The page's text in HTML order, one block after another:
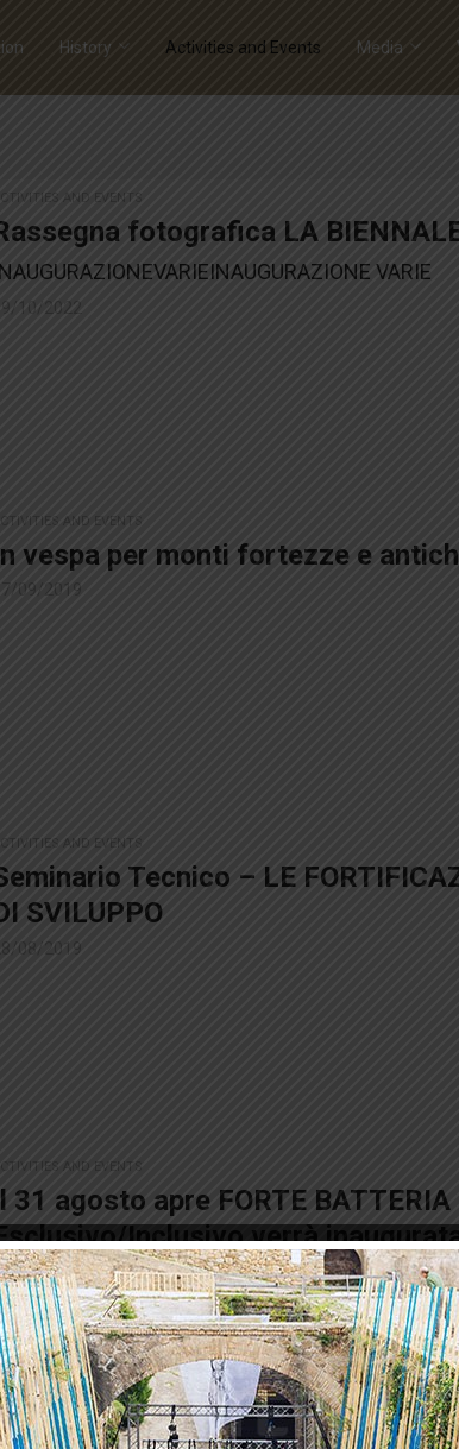
History Activities and Events Media
AND EVENTS
fotografica LA
VARIE
09/10/2022
AND EVENTS
vespa per monti fortezze e
09/2019
AND EVENTS
Tecnico – LE
SVILUPPO
08/2019
AND EVENTS
31 agosto apre FORTE
Inclusivo verrà
partire dalle 16 di sabato 31 agosto, un
e a tutta la popolazione. Verrà infatti
Campo Calabro...
08/2019